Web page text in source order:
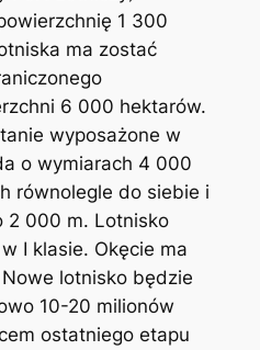
1 300
ma zostać
6 000 hektarów.
wyposażone w
o wymiarach 4 000
równolegle do siebie i
2 000 m. Lotnisko
I klasie. Okęcie ma
lotnisko będzie
10-20 milionów
ostatniego etapu